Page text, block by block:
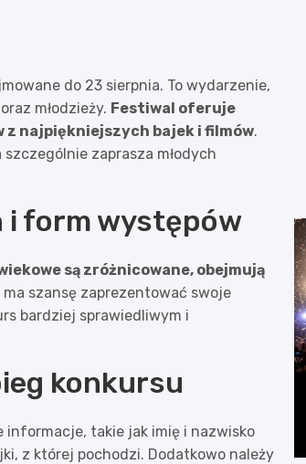
do 23 sierpnia. To wydarzenie,
młodzieży. Festiwal oferuje
najpiękniejszych bajek i filmów.
zaprasza młodych
i form występów
są zróżnicowane, obejmują
szansę zaprezentować swoje
bardziej sprawiedliwym i
konkursu
informacje, takie jak imię i nazwisko
z której pochodzi. Dodatkowo należy